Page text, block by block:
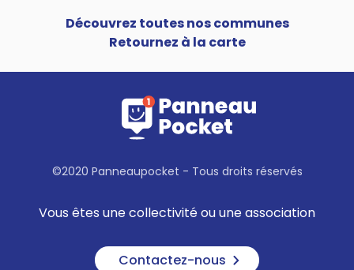
Découvrez toutes nos communes
Retournez à la carte
©2020 Panneaupocket - Tous droits réservés
Vous êtes une collectivité ou une association
Contactez-nous